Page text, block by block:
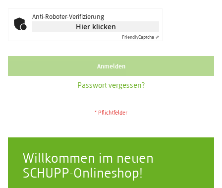
Anti-Roboter-Verifizierung
Hier klicken
FriendlyCaptcha ⇗
Anmelden
Passwort vergessen?
Willkommen im neuen
SCHUPP-Onlineshop!